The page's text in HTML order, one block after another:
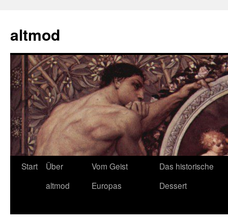
springen
altmod
Start
Über
altmod
Vom Geist
Europas
Das historische
Dessert